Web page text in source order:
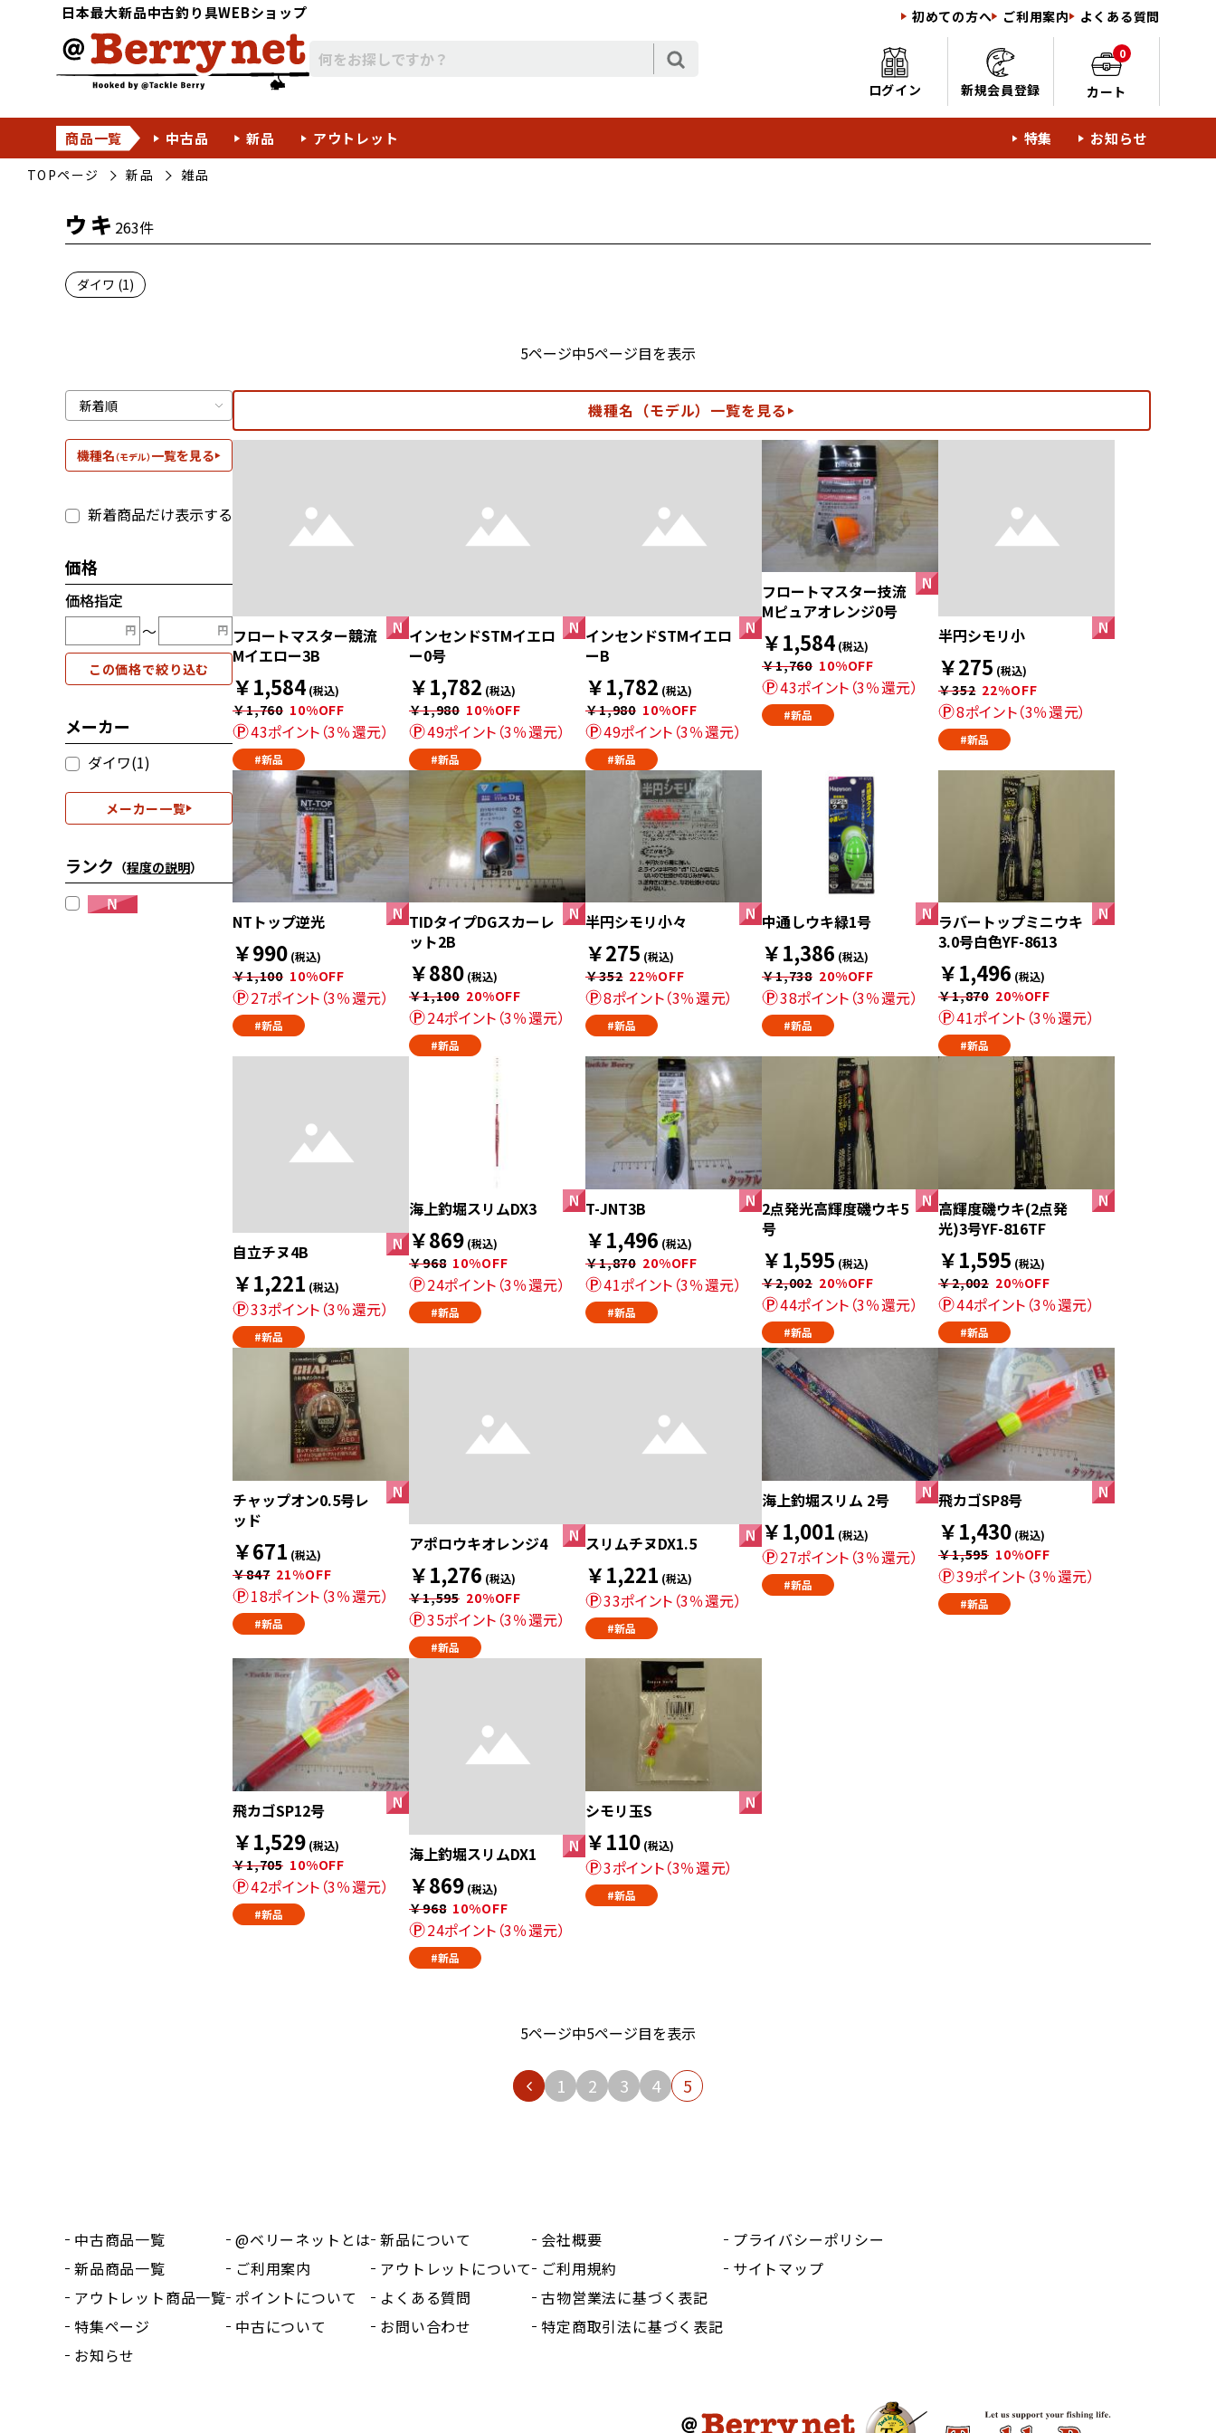
日本最大新品中古釣り具WEBショップ 初めての方へ ご利用案内 よくある質問
ログイン 新規会員登録
0
カート
商品一覧 中古品 新品 アウトレット 特集 お知らせ
TOPページ 新品 雑品
ウキ 263件
ダイワ (1)
5ページ中5ページ目を表示
機種名（モデル）一覧を見る
新着商品だけ表示する
価格
価格指定
〜
この価格で絞り込む
メーカー
ダイワ(1)
メーカー一覧
ランク （程度の説明）
機種名（モデル）一覧を見る
フロートマスター競流
Mイエロー3B
￥1,584 (税込)
￥1,760 10%OFF
43ポイント（3％還元）
#新品
インセンドSTMイエロ
ー0号
￥1,782 (税込)
￥1,980 10%OFF
49ポイント（3％還元）
#新品
インセンドSTMイエロ
ーB
￥1,782 (税込)
￥1,980 10%OFF
49ポイント（3％還元）
#新品
フロートマスター技流
Mピュアオレンジ0号
￥1,584 (税込)
￥1,760 10%OFF
43ポイント（3％還元）
#新品
半円シモリ小
￥275 (税込)
￥352 22%OFF
8ポイント（3％還元）
#新品
NTトップ逆光
￥990 (税込)
￥1,100 10%OFF
27ポイント（3％還元）
#新品
TIDタイプDGスカーレ
ット2B
￥880 (税込)
￥1,100 20%OFF
24ポイント（3％還元）
#新品
半円シモリ小々
￥275 (税込)
￥352 22%OFF
8ポイント（3％還元）
#新品
中通しウキ緑1号
￥1,386 (税込)
￥1,738 20%OFF
38ポイント（3％還元）
#新品
ラバートップミニウキ
3.0号白色YF-8613
￥1,496 (税込)
￥1,870 20%OFF
41ポイント（3％還元）
#新品
自立チヌ4B
￥1,221 (税込)
33ポイント（3％還元）
#新品
海上釣堀スリムDX3
￥869 (税込)
￥968 10%OFF
24ポイント（3％還元）
#新品
T-JNT3B
￥1,496 (税込)
￥1,870 20%OFF
41ポイント（3％還元）
#新品
2点発光高輝度磯ウキ5
号
￥1,595 (税込)
￥2,002 20%OFF
44ポイント（3％還元）
#新品
高輝度磯ウキ(2点発
光)3号YF-816TF
￥1,595 (税込)
￥2,002 20%OFF
44ポイント（3％還元）
#新品
チャップオン0.5号レ
ッド
￥671 (税込)
￥847 21%OFF
18ポイント（3％還元）
#新品
アポロウキオレンジ4
￥1,276 (税込)
￥1,595 20%OFF
35ポイント（3％還元）
#新品
スリムチヌDX1.5
￥1,221 (税込)
33ポイント（3％還元）
#新品
海上釣堀スリム 2号
￥1,001 (税込)
27ポイント（3％還元）
#新品
飛カゴSP8号
￥1,430 (税込)
￥1,595 10%OFF
39ポイント（3％還元）
#新品
飛カゴSP12号
￥1,529 (税込)
￥1,705 10%OFF
42ポイント（3％還元）
#新品
海上釣堀スリムDX1
￥869 (税込)
￥968 10%OFF
24ポイント（3％還元）
#新品
シモリ玉S
￥110 (税込)
3ポイント（3％還元）
#新品
5ページ中5ページ目を表示
1 2 3 4 5
中古商品一覧
新品商品一覧
アウトレット商品一覧
特集ページ
お知らせ
@ベリーネットとは
ご利用案内
ポイントについて
中古について
新品について
アウトレットについて
よくある質問
お問い合わせ
会社概要
ご利用規約
古物営業法に基づく表記
特定商取引法に基づく表記
プライバシーポリシー
サイトマップ